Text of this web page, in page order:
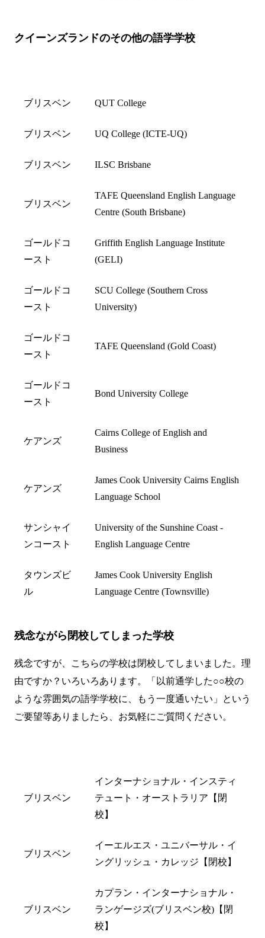
クイーンズランドのその他の語学学校
ブリスベン QUT College
ブリスベン UQ College (ICTE-UQ)
ブリスベン ILSC Brisbane
ブリスベン
TAFE Queensland English Language
Centre (South Brisbane)
ゴールドコ
ースト
Griffith English Language Institute
(GELI)
ゴールドコ
ースト
SCU College (Southern Cross
University)
ゴールドコ
ースト
TAFE Queensland (Gold Coast)
ゴールドコ
ースト
Bond University College
ケアンズ
Cairns College of English and
Business
ケアンズ
James Cook University Cairns English
Language School
サンシャイ
ンコースト
University of the Sunshine Coast -
English Language Centre
タウンズビ
ル
James Cook University English
Language Centre (Townsville)
残念ながら閉校してしまった学校
残念ですが、こちらの学校は閉校してしまいました。理
由ですか？いろいろあります。「以前通学した○○校の
ような雰囲気の語学学校に、もう一度通いたい」という
ご要望等ありましたら、 お気軽にご質問 ください。
ブリスベン
インターナショナル・インスティ
テュート・オーストラリア【閉
校】
ブリスベン
イーエルエス・ユニバーサル・イ
ングリッシュ・カレッジ【閉校】
ブリスベン
カプラン・インターナショナル・
ランゲージズ(ブリスベン校)【閉
校】